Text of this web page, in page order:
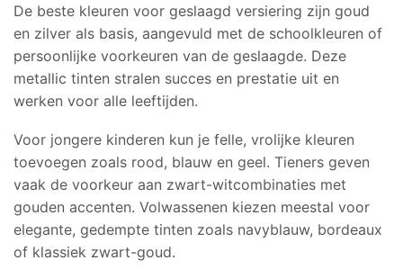
De beste kleuren voor geslaagd versiering zijn goud
en zilver als basis, aangevuld met de schoolkleuren of
persoonlijke voorkeuren van de geslaagde. Deze
metallic tinten stralen succes en prestatie uit en
werken voor alle leeftijden.
Voor jongere kinderen kun je felle, vrolijke kleuren
toevoegen zoals rood, blauw en geel. Tieners geven
vaak de voorkeur aan zwart-witcombinaties met
gouden accenten. Volwassenen kiezen meestal voor
elegante, gedempte tinten zoals navyblauw, bordeaux
of klassiek zwart-goud.